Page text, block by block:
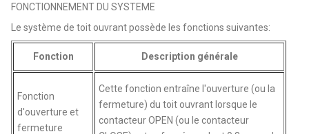
FONCTIONNEMENT DU SYSTEME
Le système de toit ouvrant possède les fonctions suivantes:
Fonction Description générale
Fonction
d'ouverture et
fermeture
Cette fonction entraîne l'ouverture (ou la
fermeture) du toit ouvrant lorsque le
contacteur OPEN (ou le contacteur